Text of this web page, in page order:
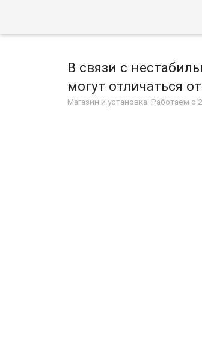
В связи с
могут отличаться
Магазин и установка. Работаем с